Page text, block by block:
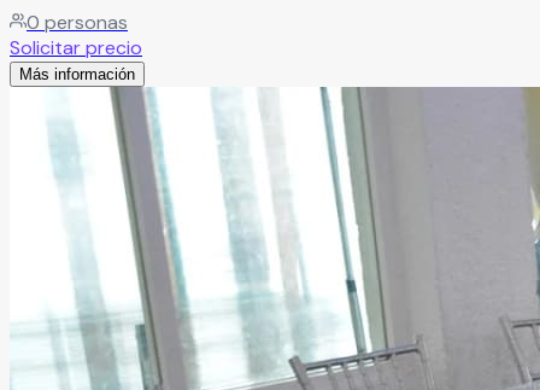
exitosos.Leer más
0 personas
Solicitar precio
Más información